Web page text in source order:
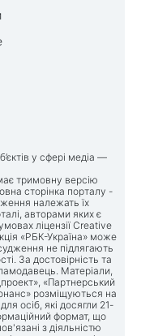
у сфері медіа —
тримовну версію
сторінка порталу -
належать їх
авторами яких є
ліцензії Creative
«РБК-Україна» може
не підлягають
За достовірність та
Матеріали,
«Партнерський
розміщуються на
осіб, які досягли 21-
формат, що
з діяльністю